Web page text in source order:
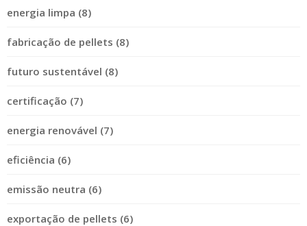
energia limpa (8)
fabricação de pellets (8)
futuro sustentável (8)
certificação (7)
energia renovável (7)
eficiência (6)
emissão neutra (6)
exportação de pellets (6)